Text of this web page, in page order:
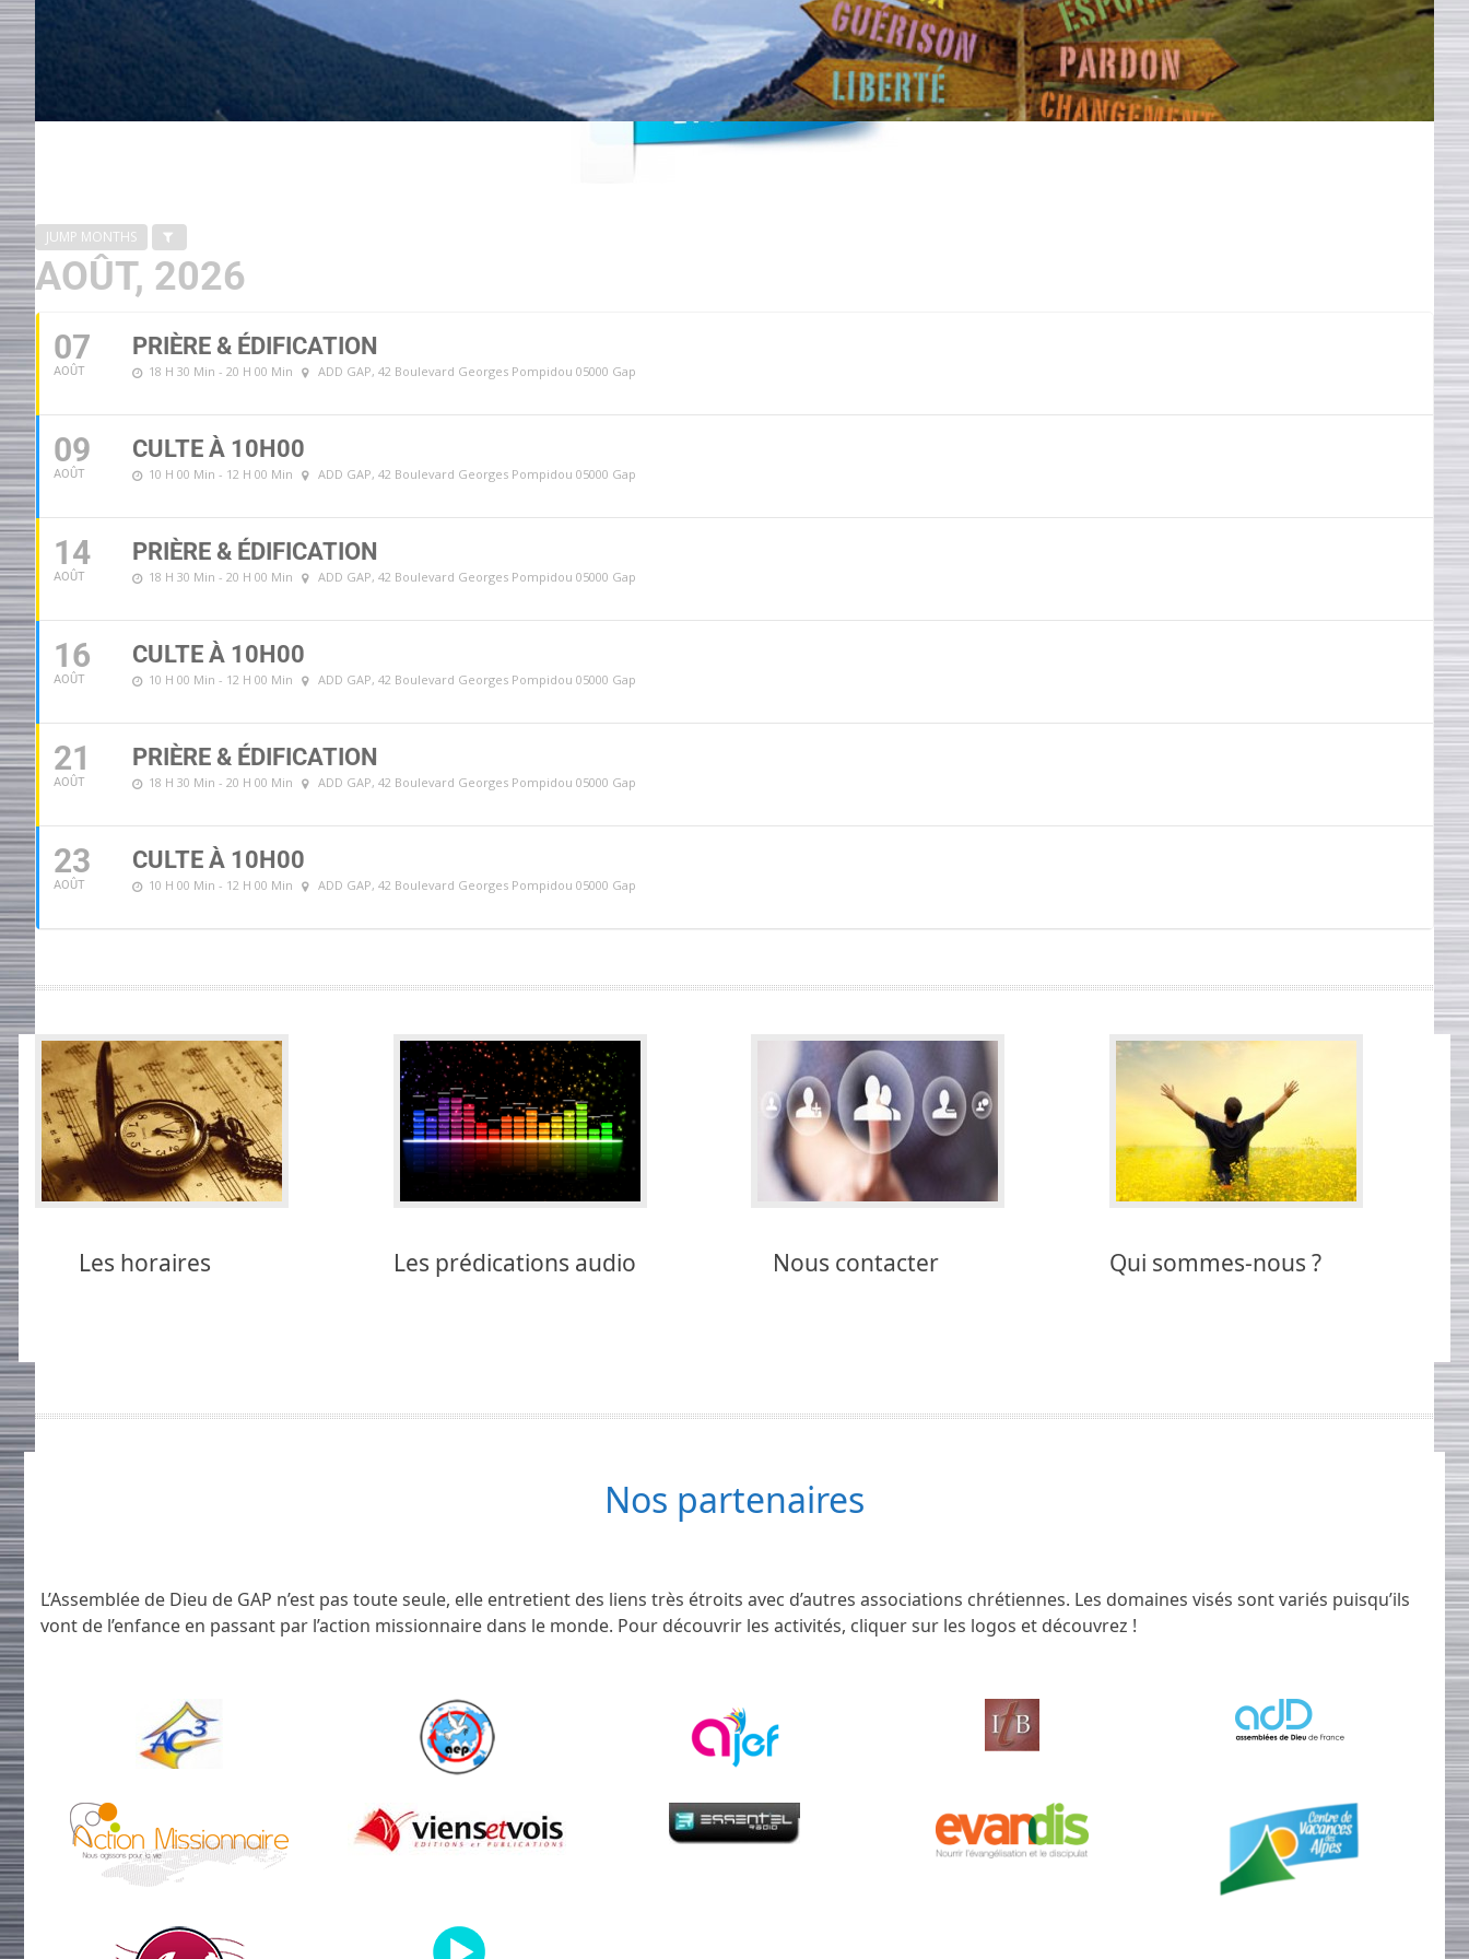
JUMP MONTHS
AOÛT, 2026
07
AOÛT
PRIÈRE & ÉDIFICATION
18 H 30 Min - 20 H 00 Min ADD GAP, 42 Boulevard Georges Pompidou 05000 Gap
09
AOÛT
CULTE À 10H00
10 H 00 Min - 12 H 00 Min ADD GAP, 42 Boulevard Georges Pompidou 05000 Gap
14
AOÛT
PRIÈRE & ÉDIFICATION
18 H 30 Min - 20 H 00 Min ADD GAP, 42 Boulevard Georges Pompidou 05000 Gap
16
AOÛT
CULTE À 10H00
10 H 00 Min - 12 H 00 Min ADD GAP, 42 Boulevard Georges Pompidou 05000 Gap
21
AOÛT
PRIÈRE & ÉDIFICATION
18 H 30 Min - 20 H 00 Min ADD GAP, 42 Boulevard Georges Pompidou 05000 Gap
23
AOÛT
CULTE À 10H00
10 H 00 Min - 12 H 00 Min ADD GAP, 42 Boulevard Georges Pompidou 05000 Gap
Les horaires Les prédications audio Nous contacter Qui sommes-nous ?
Nos partenaires
L’Assemblée de Dieu de GAP n’est pas toute seule, elle entretient des liens très étroits avec d’autres associations chrétiennes. Les domaines visés sont variés puisqu’ils
vont de l’enfance en passant par l’action missionnaire dans le monde. Pour découvrir les activités, cliquer sur les logos et découvrez !